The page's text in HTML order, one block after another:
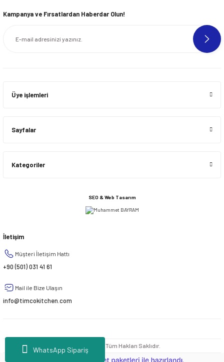
WhatsApp Sipariş
Kampanya ve Fırsatlardan Haberdar Olun!
Üye işlemleri
Sayfalar
Kategoriler
SEO & Web Tasarım
İletişim
Müşteri İletişim Hattı
+90 (501) 031 41 61
Mail ile Bize Ulaşın
info@timcokitchen.com
© 2020 - 2026 | Tüm Hakları Saklıdır.
e-